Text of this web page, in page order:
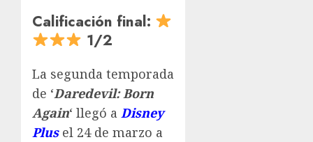
Calificación final:
1/2
La segunda temporada
de ‘Daredevil: Born
Again‘ llegó a Disney
Plusel 24 de marzo a